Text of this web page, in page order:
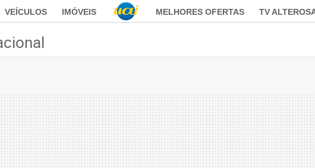
VEÍCULOS IMÓVEIS MELHORES OFERTAS TV